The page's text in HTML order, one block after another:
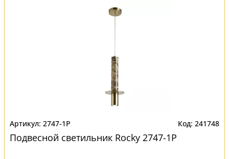
2747-1P 241748
Подвесной светильник Rocky 2747-1P